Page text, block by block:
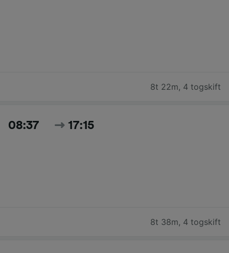
8t 22m, 4 togskift
08:37 17:15
8t 38m, 4 togskift